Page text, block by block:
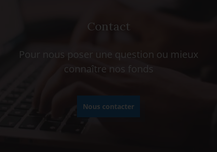
Contact
Pour nous poser une question ou mieux
connaître nos fonds
Nous contacter